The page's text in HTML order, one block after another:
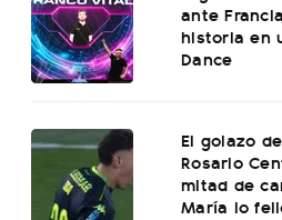
ante
historia en
Dance
El golazo
Rosario
mitad de
María lo